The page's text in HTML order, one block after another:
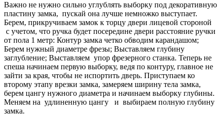
Важно не нужно сильно углублять выборку под декоративную
пластину замка, пускай она лучше немножко выступает.
Берем, прикручиваем замок к торцу двери лицевой стороной
с учетом, что ручка будет посередине двери расстояние ручки
от пола 1 метр: Контур замка четко обводим карандашом;
Берем нужный диаметре фрезы; Выставляем глубину
заглубление; Выставляем упор фрезерного станка. Теперь не
спеша начинаем первую выборку, ведя по контуру, главное не
зайти за края, чтобы не испортить дверь. Приступаем ко
второму этапу врезки замка, замеряем ширину тела замка,
берем цангу нужного диаметра и начинаем выборку глубины.
Меняем на удлиненную цангу и выбираем полную глубину
замка.